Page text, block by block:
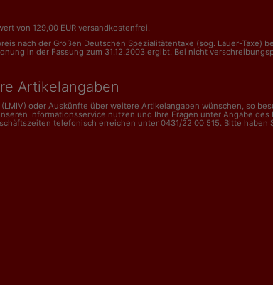
von 129,00 EUR versandkostenfrei.
nach der Großen Deutschen Spezialitätentaxe (sog. Lauer-Taxe)
in der Fassung zum 31.12.2003 ergibt. Bei nicht
Artikelangaben
oder Auskünfte über weitere Artikelangaben wünschen, so
Informationsservice nutzen und Ihre Fragen unter Angabe
telefonisch erreichen unter 0431/22 00 515. Bitte